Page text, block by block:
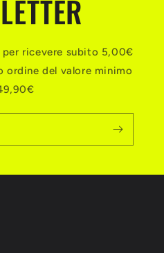
ricevere subito 5,00€
ordine del valore minimo